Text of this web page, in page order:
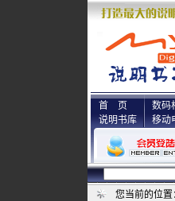
首 页
说明书库
数码
移动
您当前的位置